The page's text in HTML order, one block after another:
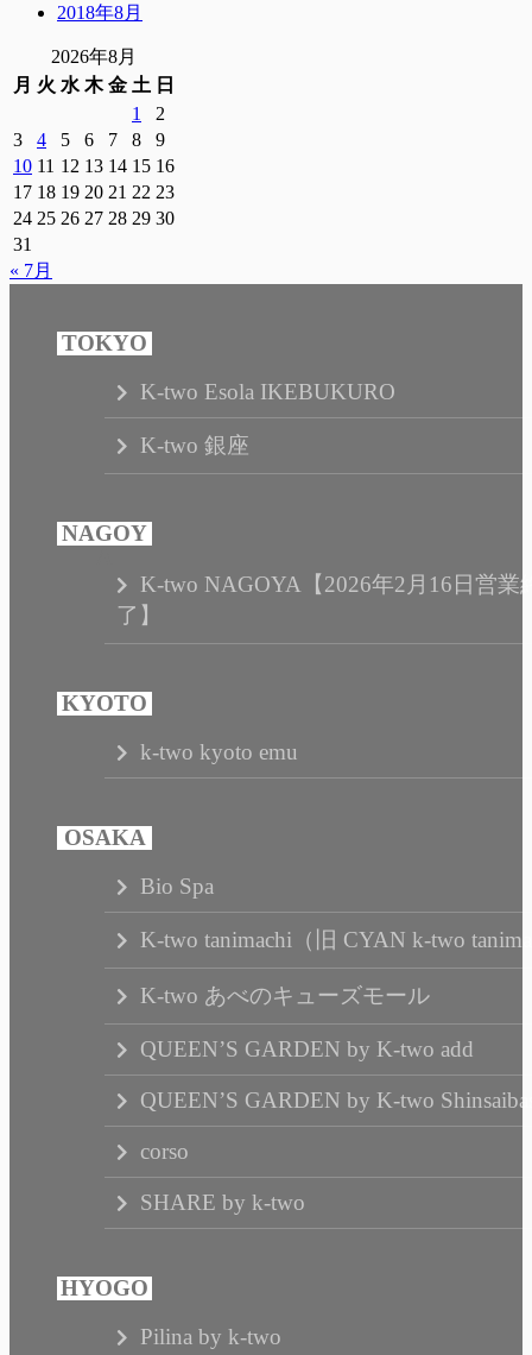
2018年8月
2026年8月
月 火 水 木 金 土 日
1
2
3
4 5 6 7 8
9
10 11 12 13 14 15 16
17 18 19 20 21 22 23
24 25 26 27 28 29 30
31
« 7月
K-two Esola IKEBUKURO
K-two 銀座
K-two NAGOYA【2026年2月16日営業
了】
k-two kyoto emu
Bio Spa
K-two tanimachi（旧 CYAN k-two
K-two あべのキューズモール
QUEEN’S GARDEN by K-two add
QUEEN’S GARDEN by K-two
corso
SHARE by k-two
Pilina by k-two